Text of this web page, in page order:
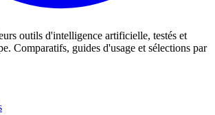
outils d'intelligence artificielle, testés et
Comparatifs, guides d'usage et sélections par